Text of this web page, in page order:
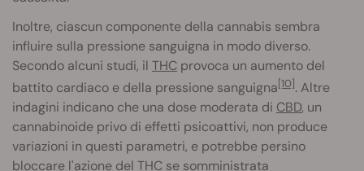
Inoltre, ciascun componente della cannabis sembra
influire sulla pressione sanguigna in modo diverso.
Secondo alcuni studi, il THC provoca un aumento del
battito cardiaco e della pressione sanguigna[10]. Altre
indagini indicano che una dose moderata di CBD, un
cannabinoide privo di effetti psicoattivi, non produce
variazioni in questi parametri, e potrebbe persino
bloccare l'azione del THC se somministrata